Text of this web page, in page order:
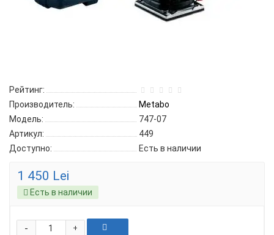
Рейтинг:
Производитель:
Metabo
Модель:
747-07
Артикул:
449
Доступно:
Есть в наличии
1 450 Lei
Есть в наличии
+
-